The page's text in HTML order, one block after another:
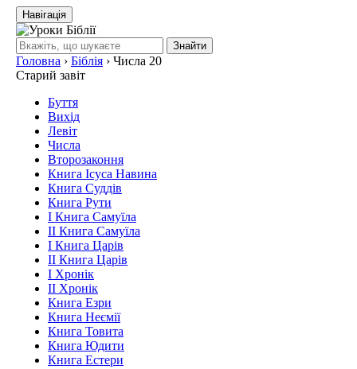
Навігація
Знайти
Головна › Біблія › Числа 20
Старий завіт
Буття
Вихід
Левіт
Числа
Второзаконня
Книга Ісуса Навина
Книга Суддів
Книга Рути
І Книга Самуїла
ІІ Книга Самуїла
І Книга Царів
ІІ Книга Царів
І Хронік
ІІ Хронік
Книга Езри
Книга Неємії
Книга Товита
Книга Юдити
Книга Естери